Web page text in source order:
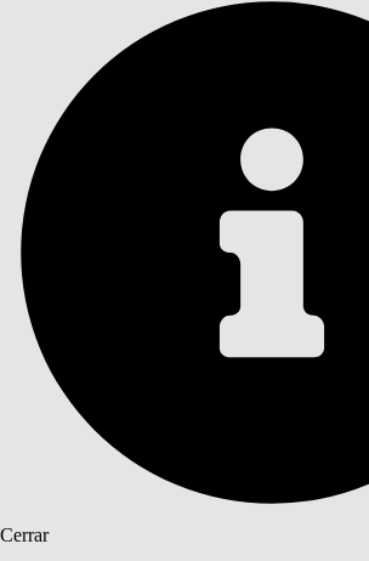
Cerrar
Índice de materias
ÍNDICE DE MATERIAS